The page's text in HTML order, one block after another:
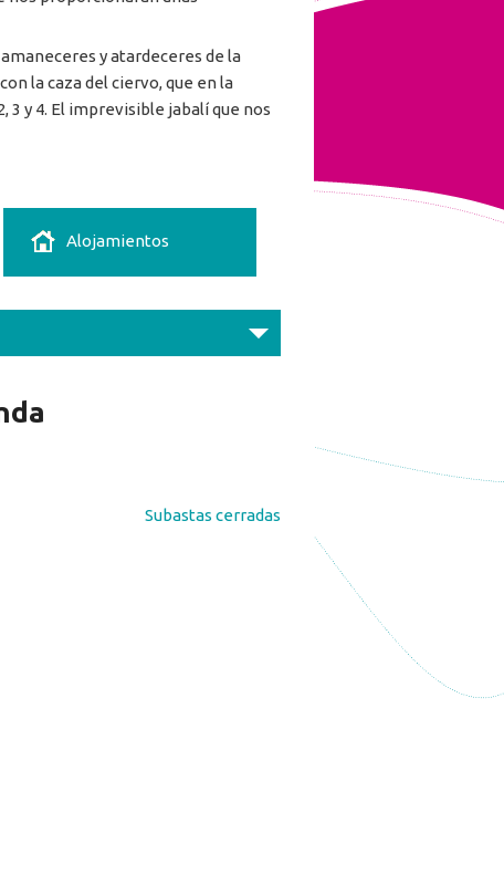
y atardeceres de la
la caza del ciervo, que en la
3 y 4. El imprevisible jabalí que nos
Alojamientos
Subastas cerradas